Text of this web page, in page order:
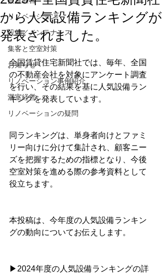
リノベーション
設備／メンテナンス
集客と空室対策
お知らせ
リノベーション事例紹介
満室経営
リノベーションの疑問
から人気設備ランキングが
発表されました。
全国賃貸住宅新聞社では、毎年、全国
の不動産会社を対象にアンケート調査
を行い、その結果を基に人気設備ラン
キングを発表しています。
同ランキングは、単身者向けとファミ
リー向けに分けて集計され、顧客ニー
ズを把握するための指標となり、今後
空室対策を進める際の参考資料として
役立ちます。
本投稿は、今年度の人気設備ランキン
グの動向についてお伝えします。
▶2024年度の人気設備ランキングの詳